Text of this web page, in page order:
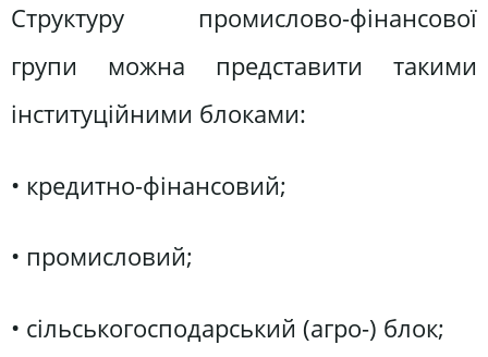
Структуру промислово-фінансової
групи можна представити такими
інституційними блоками:
• кредитно-фінансовий;
• промисловий;
• сільськогосподарський (агро-) блок;